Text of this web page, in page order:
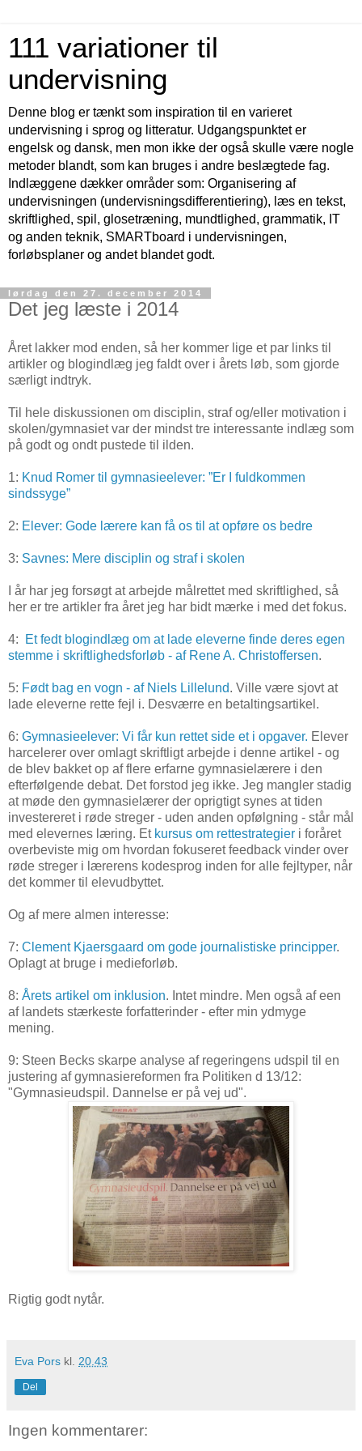
111 variationer til
undervisning
Denne blog er tænkt som inspiration til en varieret
undervisning i sprog og litteratur. Udgangspunktet er
engelsk og dansk, men mon ikke der også skulle være nogle
metoder blandt, som kan bruges i andre beslægtede fag.
Indlæggene dækker områder som: Organisering af
undervisningen (undervisningsdifferentiering), læs en tekst,
skriftlighed, spil, glosetræning, mundtlighed, grammatik, IT
og anden teknik, SMARTboard i undervisningen,
forløbsplaner og andet blandet godt.
lørdag den 27. december 2014
Det jeg læste i 2014
Året lakker mod enden, så her kommer lige et par links til
artikler og blogindlæg jeg faldt over i årets løb, som gjorde
særligt indtryk.
Til hele diskussionen om disciplin, straf og/eller motivation i
skolen/gymnasiet var der mindst tre interessante indlæg som
på godt og ondt pustede til ilden.
1: Knud Romer til gymnasieelever: ”Er I fuldkommen
sindssyge”
2: Elever: Gode lærere kan få os til at opføre os bedre
3: Savnes: Mere disciplin og straf i skolen
I år har jeg forsøgt at arbejde målrettet med skriftlighed, så
her er tre artikler fra året jeg har bidt mærke i med det fokus.
4:
Et fedt blogindlæg om at lade eleverne finde deres egen
stemme i skriftlighedsforløb - af Rene A. Christoffersen.
5: Født bag en vogn - af Niels Lillelund. Ville være sjovt at
lade eleverne rette fejl i. Desværre en betaltingsartikel.
6: Gymnasieelever: Vi får kun rettet side et i opgaver. Elever
harcelerer over omlagt skriftligt arbejde i denne artikel - og
de blev bakket op af flere erfarne gymnasielærere i den
efterfølgende debat. Det forstod jeg ikke. Jeg mangler stadig
at møde den gymnasielærer der oprigtigt synes at tiden
investereret i røde streger - uden anden opfølgning - står mål
med elevernes læring. Et kursus om rettestrategier i foråret
overbeviste mig om hvordan fokuseret feedback vinder over
røde streger i lærerens kodesprog inden for alle fejltyper, når
det kommer til elevudbyttet.
Og af mere almen interesse:
7: Clement Kjaersgaard om gode journalistiske principper.
Oplagt at bruge i medieforløb.
8: Årets artikel om inklusion. Intet mindre. Men også af een
af landets stærkeste forfatterinder - efter min ydmyge
mening.
9: Steen Becks skarpe analyse af regeringens udspil til en
justering af gymnasiereformen fra Politiken d 13/12:
"Gymnasieudspil. Dannelse er på vej ud".
Rigtig godt nytår.
Eva Pors kl. 20.43
Del
Ingen kommentarer: